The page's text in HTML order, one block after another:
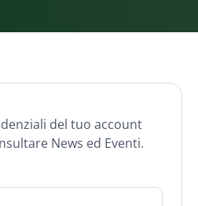
del tuo account
News ed Eventi.